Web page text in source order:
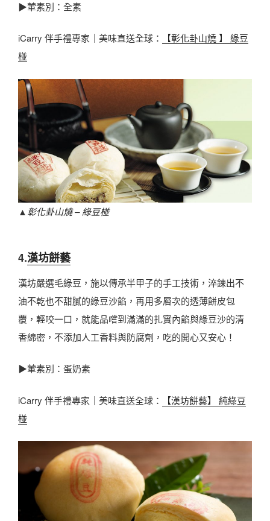
▶葷素別：全素
iCarry 伴手禮專家｜美味直送全球：
【彰化卦山燒 】 綠豆
椪
▲ 彰化卦山燒 – 綠豆椪
4.漢坊餅藝
漢坊嚴選毛綠豆，施以傳承半甲子的手工技術，淬鍊出不
油不乾也不甜膩的綠豆沙餡，再用多層次的透薄餅皮包
覆，輕咬一口，就能品嚐到滿滿的扎實內餡與綠豆沙的清
香綿密，不添加人工香料與防腐劑，吃的開心又安心！
▶葷素別：蛋奶素
iCarry 伴手禮專家｜美味直送全球：
【漢坊餅藝】 純綠豆
椪